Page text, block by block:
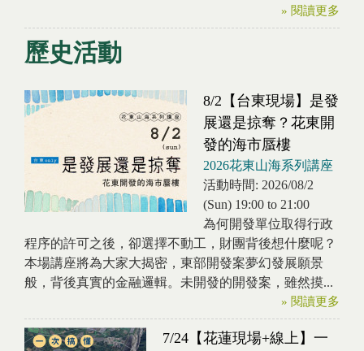
» 閱讀更多
歷史活動
8/2【台東現場】是發
展還是掠奪？花東開
發的海市蜃樓
2026花東山海系列講座
活動時間: 2026/08/2
(Sun) 19:00 to 21:00
為何開發單位取得行政
程序的許可之後，卻選擇不動工，財團背後想什麼呢？
本場講座將為大家大揭密，東部開發案夢幻發展願景
般，背後真實的金融邏輯。未開發的開發案，雖然摸...
» 閱讀更多
7/24【花蓮現場+線上】一